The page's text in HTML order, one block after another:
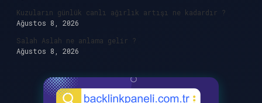
Kuzuların günlük canlı ağırlık artışı ne kadardır ?
Ağustos 8, 2026
Salah Aslah ne anlama gelir ?
Ağustos 8, 2026